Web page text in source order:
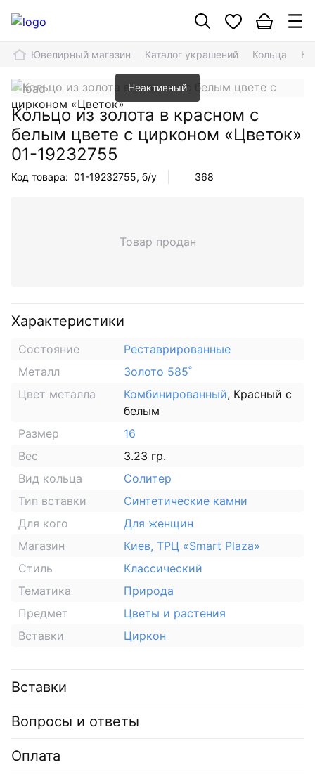
Ювелирный магазин Каталог украшений Кольца
Неактивный
Кольцо из золота в красном с
белым цвете с цирконом «Цветок»
01-19232755
Код товара: 01-19232755, б/у 368
Товар продан
Характеристики
Состояние
Реставрированные
Металл
Золото 585˚
Цвет металла
Комбинированный, Красный с
белым
Размер
16
Вес
3.23 гр.
Вид кольца
Солитер
Тип вставки
Синтетические камни
Для кого
Для женщин
Магазин
Киев, ТРЦ «Smart Plaza»
Стиль
Классический
Тематика
Природа
Предмет
Цветы и растения
Вставки
Циркон
Вставки
Вопросы и ответы
Оплата